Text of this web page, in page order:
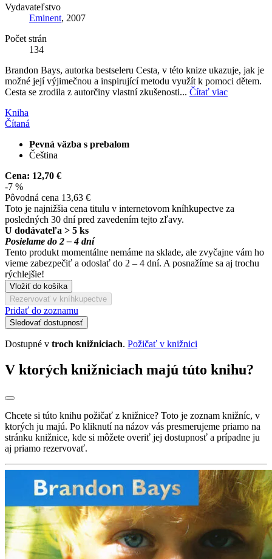
Vydavateľstvo
Eminent, 2007
Počet strán
134
Brandon Bays, autorka bestseleru Cesta, v této knize ukazuje, jak je
možné její výjimečnou a inspirující metodu využít k pomoci dětem.
Cesta se zrodila z autorčiny vlastní zkušenosti... Čítať viac
Kniha
Čítaná
Pevná väzba s prebalom
Čeština
Cena: 12,70 €
-7 %
Pôvodná cena 13,63 €
Toto je najnižšia cena titulu v internetovom kníhkupectve za
posledných 30 dní pred zavedením tejto zľavy.
U dodávateľa > 5 ks
Posielame do 2 – 4 dní
Tento produkt momentálne nemáme na sklade, ale zvyčajne vám ho
vieme zabezpečiť a odoslať do 2 – 4 dní. A posnažíme sa aj trochu
rýchlejšie!
Vložiť do košíka
Rezervovať v kníhkupectve
Pridať do zoznamu
Sledovať dostupnosť
Dostupné v troch knižniciach. Požičať v knižnici
V ktorých knižniciach majú túto knihu?
Chcete si túto knihu požičať z knižnice? Toto je zoznam knižníc, v
ktorých ju majú. Po kliknutí na názov vás presmerujeme priamo na
stránku knižnice, kde si môžete overiť jej dostupnosť a prípadne ju
aj priamo rezervovať.